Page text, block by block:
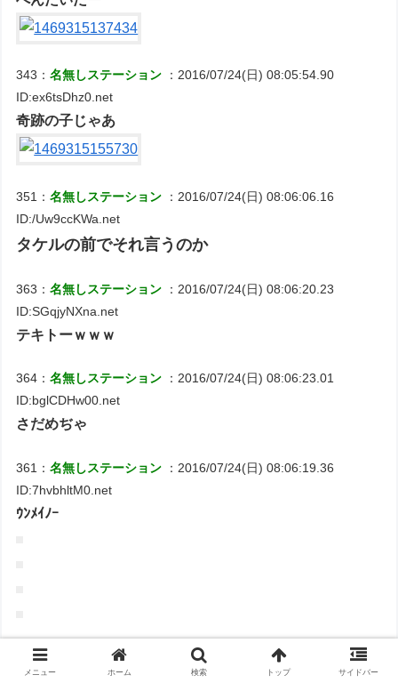
343：名無しステーション
：2016/07/24(日) 08:05:54.90
ID:ex6tsDhz0.net
奇跡の子じゃあ
351：名無しステーション
：2016/07/24(日) 08:06:06.16
ID:/Uw9ccKWa.net
タケルの前でそれ言うのか
363：名無しステーション
：2016/07/24(日) 08:06:20.23
ID:SGqjyNXna.net
テキトーｗｗｗ
364：名無しステーション
：2016/07/24(日) 08:06:23.01
ID:bglCDHw00.net
さだめぢゃ
361：名無しステーション
：2016/07/24(日) 08:06:19.36
ID:7hvbhltM0.net
ｳﾝﾒｲﾉｰ
383： 名無しステーション
：2016/07/24(日) 08:06:35.39
ID:fcyTv0YL0.net
メニュー ホーム 検索 トップ サイドバー